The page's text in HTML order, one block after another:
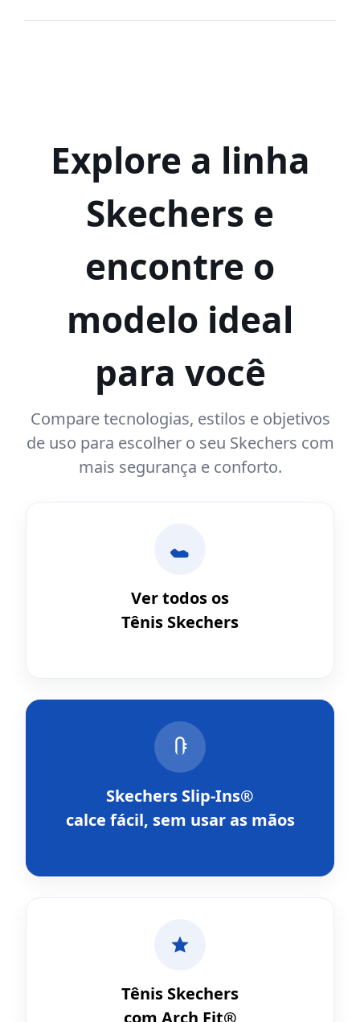
Explore a linha
Skechers e
encontre o
modelo ideal
para você
Compare tecnologias, estilos e objetivos
de uso para escolher o seu Skechers com
mais segurança e conforto.
Ver todos os
Tênis Skechers
Skechers Slip-Ins®
calce fácil, sem usar as mãos
Tênis Skechers
com Arch Fit®